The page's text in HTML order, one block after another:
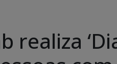
realiza